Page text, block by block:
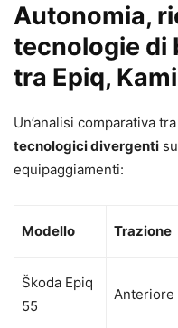
Autonomia,
tecnologie di
tra Epiq,
Un’analisi comparativa
tecnologici divergenti
equipaggiamenti:
Modello Trazione
Škoda Epiq
55
Anteriore